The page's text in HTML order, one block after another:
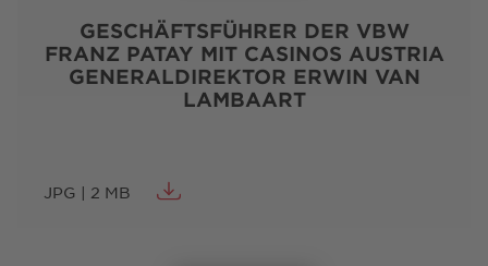
GESCHÄFTSFÜHRER DER VBW
FRANZ PATAY MIT CASINOS AUSTRIA
GENERALDIREKTOR ERWIN VAN
LAMBAART
JPG | 2 MB